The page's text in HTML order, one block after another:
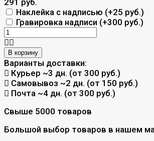
Наклейка с надписью (+25 руб.)
Гравировка надписи (+300 руб.)
В корзину
Варианты доставки:
Курьер ~3 дн. (от 300 руб.)
Самовывоз ~2 дн. (от 150 руб.)
Почта ~4 дн. (от 300 руб.)
Свыше 5000 товаров
Большой выбор товаров в нашем